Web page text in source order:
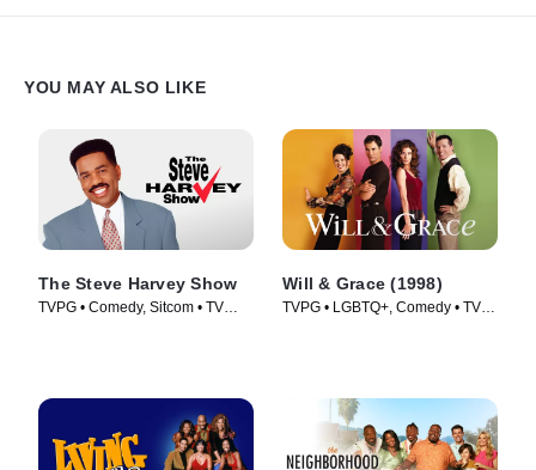
YOU MAY ALSO LIKE
The Steve Harvey Show
TVPG • Comedy, Sitcom • TV
Will & Grace (1998)
TVPG • LGBTQ+, Comedy • TV